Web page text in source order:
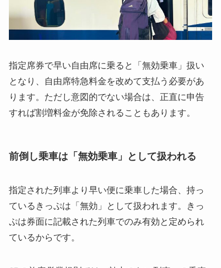
指定席券で早い自由席に乗ると「無効乗車」扱い
となり、自由席特急料金を改めて支払う必要があ
ります。ただし意図的でない場合は、正直に申告
すれば割増料金が免除されることもあります。
前倒し乗車は「無効乗車」として扱われる
指定された列車より早い便に乗車した場合、持っ
ているきっぷは「無効」として扱われます。きっ
ぷは券面に記載された列車でのみ有効と定められ
ているからです。